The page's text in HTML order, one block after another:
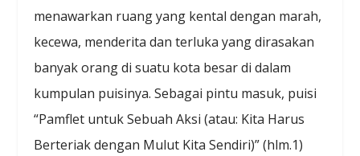
menawarkan ruang yang kental dengan marah,
kecewa, menderita dan terluka yang dirasakan
banyak orang di suatu kota besar di dalam
kumpulan puisinya. Sebagai pintu masuk, puisi
“Pamflet untuk Sebuah Aksi (atau: Kita Harus
Berteriak dengan Mulut Kita Sendiri)” (hlm.1)